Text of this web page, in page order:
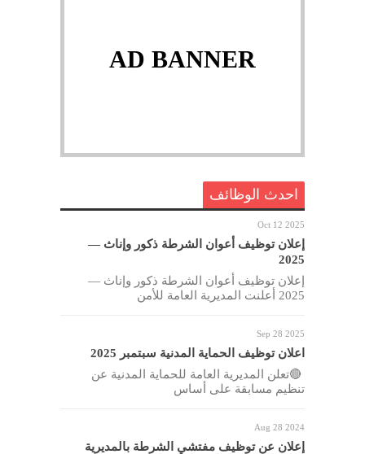
AD BANNER
احدث الوظائف
Oct 12 2025
إعلان توظيف أعوان الشرطة ذكور وإناث —
2025
إعلان توظيف أعوان الشرطة ذكور وإناث —
2025 أعلنت المديرية العامة للأمن
Sep 28 2025
اعلان توظيف الحماية المدنية سبتمبر 2025
🔴تعلن المديرية العامة للحماية المدنية عن
تنظيم مسابقة على أساس
Aug 28 2024
إعلان عن توظيف مفتشي الشرطة بالمديرية